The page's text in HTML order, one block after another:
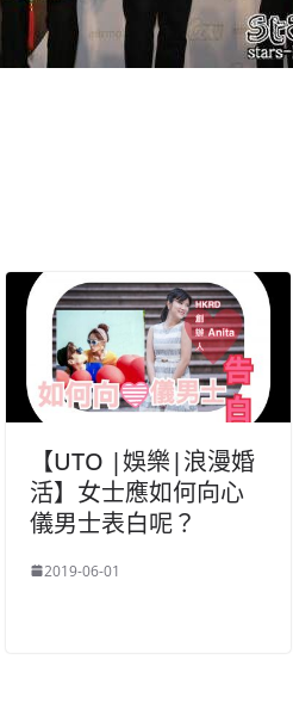
【UTO |娛樂|浪漫婚
活】女士應如何向心
儀男士表白呢？
2019-06-01